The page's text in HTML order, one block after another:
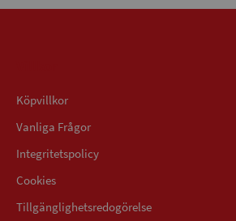
Köpvillkor
Vanliga Frågor
Integritetspolicy
Cookies
Tillgänglighetsredogörelse